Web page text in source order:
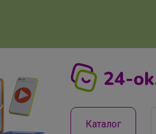
Каталог